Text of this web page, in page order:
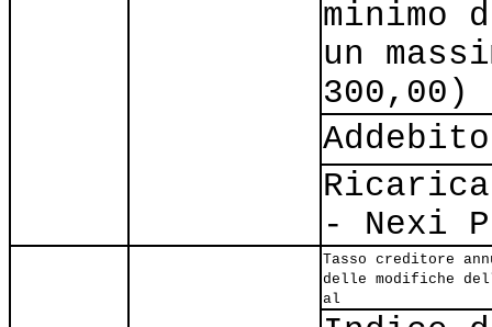
minimo
un
300,00)
- Nexi
Tasso creditore
delle modifiche
al